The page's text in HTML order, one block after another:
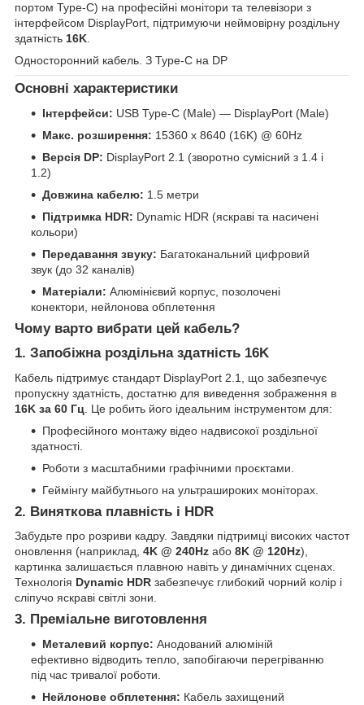
портом Type-C) на професійні монітори та телевізори з
інтерфейсом DisplayPort, підтримуючи неймовірну роздільну
здатність 16K.
Односторонний кабель. З Type-C на DP
Основні характеристики
Інтерфейси: USB Type-C (Male) — DisplayPort (Male)
Макс. розширення: 15360 x 8640 (16K) @ 60Hz
Версія DP: DisplayPort 2.1 (зворотно сумісний з 1.4 і
1.2)
Довжина кабелю: 1.5 метри
Підтримка HDR: Dynamic HDR (яскраві та насичені
кольори)
Передавання звуку: Багатоканальний цифровий
звук (до 32 каналів)
Матеріали: Алюмінієвий корпус, позолочені
конектори, нейлонова обплетення
Чому варто вибрати цей кабель?
1. Запобіжна роздільна здатність 16K
Кабель підтримує стандарт DisplayPort 2.1, що забезпечує
пропускну здатність, достатню для виведення зображення в
16K за 60 Гц . Це робить його ідеальним інструментом для:
Професійного монтажу відео надвисокої роздільної
здатності.
Роботи з масштабними графічними проєктами.
Геймінгу майбутнього на ультрашироких моніторах.
2. Виняткова плавність і HDR
Забудьте про розриви кадру. Завдяки підтримці високих частот
оновлення (наприклад, 4K @ 240Hz або 8K @ 120Hz),
картинка залишається плавною навіть у динамічних сценах.
Технологія Dynamic HDR забезпечує глибокий чорний колір і
сліпучо яскраві світлі зони.
3. Преміальне виготовлення
Металевий корпус: Анодований алюміній
ефективно відводить тепло, запобігаючи перегріванню
під час тривалої роботи.
Нейлонове обплетення: Кабель захищений